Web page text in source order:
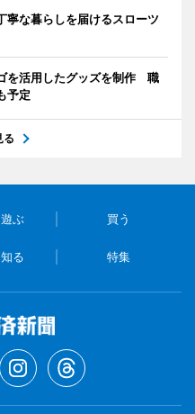
寧な暮らしを届けるスローツ
を活用したグッズを制作 職
予定
る
ぶ 買う
る 特集